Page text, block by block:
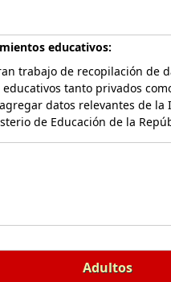
educativos:
trabajo de recopilación de
tanto privados
datos relevantes de
de Educación de la
Adultos